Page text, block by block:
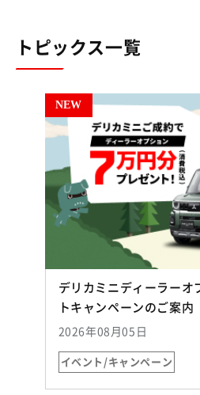
トピックス一覧
デリカミニディーラーオ
トキャンペーンのご案内
2026年08月05日
イベント/キャンペーン